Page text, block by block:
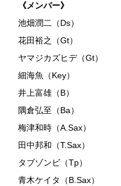
《メンバー》
池畑潤二（Ds）
花田裕之（Gt）
ヤマジカズヒデ（Gt）
細海魚（Key）
井上富雄（B）
隅倉弘至（Ba）
梅津和時（A.Sax）
田中邦和（T.Sax）
タブゾンビ（Tp）
青木ケイタ（B.Sax）